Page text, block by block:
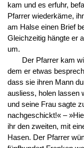
kam und es erfuhr,
Pfarrer wiederkäme,
am Halse einen Brief
Gleichzeitig hängte er
um.
Der Pfarrer kam
dem er etwas
dass sie ihren Mann
ausliess, holen lassen
und seine Frau sagte
nachgeschickt!« –
ihr den zweiten, mit
Hasen. Der Pfarrer